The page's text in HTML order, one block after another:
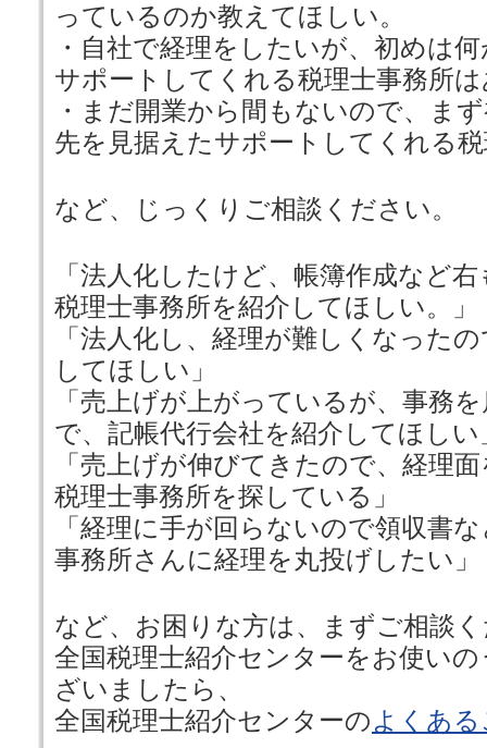
っているのか教えてほしい。
・自社で経理をしたいが、初めは
サポートしてくれる税理士事務所
・まだ開業から間もないので、ま
先を見据えたサポートしてくれる
など、じっくりご相談ください。
「法人化したけど、帳簿作成など
税理士事務所を紹介してほしい。」
「法人化し、経理が難しくなった
してほしい」
「売上げが上がっているが、事務
で、記帳代行会社を紹介してほしい
「売上げが伸びてきたので、経理
税理士事務所を探している」
「経理に手が回らないので領収書
事務所さんに経理を丸投げしたい」
など、お困りな方は、まずご相談
全国税理士紹介センターをお使い
ざいましたら、
全国税理士紹介センターのよくあ